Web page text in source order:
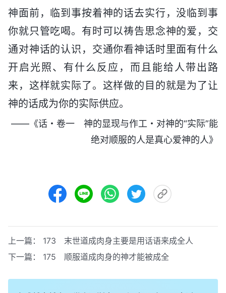
神面前，临到事按着神的话去实行，没临到事
你就只管吃喝。有时可以祷告思念神的爱，交
通对神话的认识，交通你看神话时里面有什么
开启光照、有什么反应，而且能给人带出路
来，这样就实际了。这样做的目的就是为了让
神的话成为你的实际供应。
——《话・卷一 神的显现与作工・对神的“实际”能
绝对顺服的人是真心爱神的人》
上一篇： 173 末世道成肉身主要是用话语来成全人
下一篇： 175 顺服道成肉身的神才能被成全